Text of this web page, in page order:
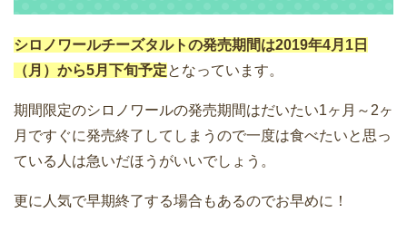
シロノワールチーズタルトの発売期間は2019年4月1日
（月）から5月下旬予定となっています。
期間限定のシロノワールの発売期間はだいたい1ヶ月～2ヶ
月ですぐに発売終了してしまうので一度は食べたいと思っ
ている人は急いだほうがいいでしょう。
更に人気で早期終了する場合もあるのでお早めに！